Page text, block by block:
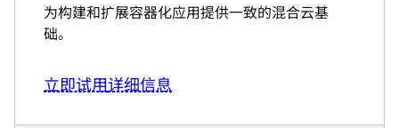
为构建和扩展容器化应用提供一致的混合云基
础。
立即试用详细信息